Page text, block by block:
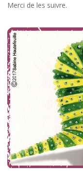
Merci de les suivre.